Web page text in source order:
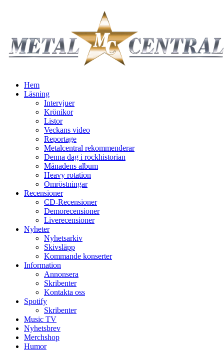
Hem
Läsning
Intervjuer
Krönikor
Listor
Veckans video
Reportage
Metalcentral rekommenderar
Denna dag i rockhistorian
Månadens album
Heavy rotation
Omröstningar
Recensioner
CD-Recensioner
Demorecensioner
Liverecensioner
Nyheter
Nyhetsarkiv
Skivsläpp
Kommande konserter
Information
Annonsera
Skribenter
Kontakta oss
Spotify
Skribenter
Music TV
Nyhetsbrev
Merchshop
Humor